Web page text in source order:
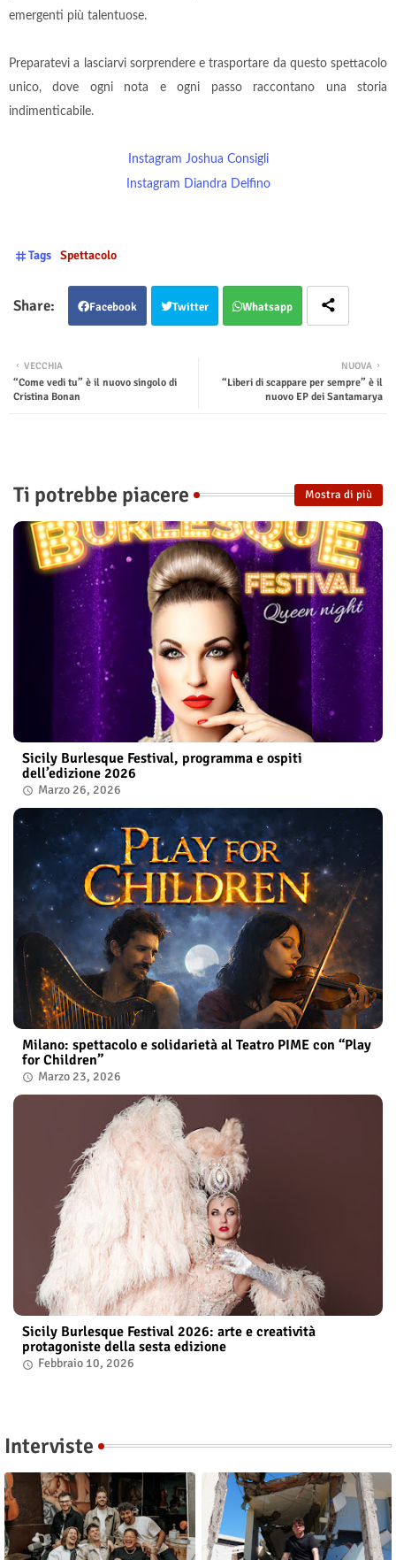
emergenti più talentuose.
Preparatevi a lasciarvi sorprendere e trasportare da questo spettacolo
unico, dove ogni nota e ogni passo raccontano una storia
indimenticabile.
Instagram Joshua Consigli
Instagram Diandra Delfino
Tags Spettacolo
Facebook Twitter Whatsapp
NUOVA
“Liberi di scappare per sempre” è il
nuovo EP dei Santamarya
VECCHIA
“Come vedi tu” è il nuovo singolo di
Cristina Bonan
Ti potrebbe piacere Mostra di più
Sicily Burlesque Festival, programma e ospiti
dell’edizione 2026
Marzo 26, 2026
Milano: spettacolo e solidarietà al Teatro PIME con “Play
for Children”
Marzo 23, 2026
Sicily Burlesque Festival 2026: arte e creatività
protagoniste della sesta edizione
Febbraio 10, 2026
Interviste